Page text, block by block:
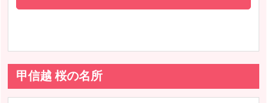
甲信越 桜の名所